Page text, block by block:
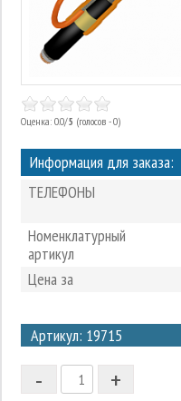
Оценка: 0.0/5 (голосов - 0)
Информация для заказа:
ТЕЛЕФОНЫ
Номенклатурный
артикул
Цена за
Артикул: 19715
2
1
+
-